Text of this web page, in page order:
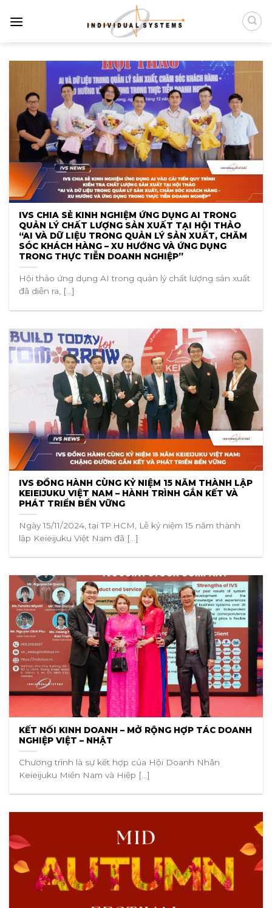
đến
IVS CHIA SẺ KINH NGHIỆM ỨNG DỤNG AI TRONG
QUẢN LÝ CHẤT LƯỢNG SẢN XUẤT TẠI HỘI THẢO
“AI VÀ DỮ LIỆU TRONG QUẢN LÝ SẢN XUẤT, CHĂM
SÓC KHÁCH HÀNG – XU HƯỚNG VÀ ỨNG DỤNG
TRONG THỰC TIỄN DOANH NGHIỆP”
Hội thảo ứng dụng AI trong quản lý chất lượng sản xuất
đã diễn ra, [...]
IVS ĐỒNG HÀNH CÙNG KỶ NIỆM 15 NĂM THÀNH LẬP
KEIEIJUKU VIỆT NAM – HÀNH TRÌNH GẮN KẾT VÀ
PHÁT TRIỂN BỀN VỮNG
Ngày 15/11/2024, tại TP.HCM, Lễ kỷ niệm 15 năm thành
lập Keieijuku Việt Nam đã [...]
KẾT NỐI KINH DOANH – MỞ RỘNG HỢP TÁC DOANH
NGHIỆP VIỆT – NHẬT
Chương trình là sự kết hợp của Hội Doanh Nhân
Keieijuku Miền Nam và Hiệp [...]